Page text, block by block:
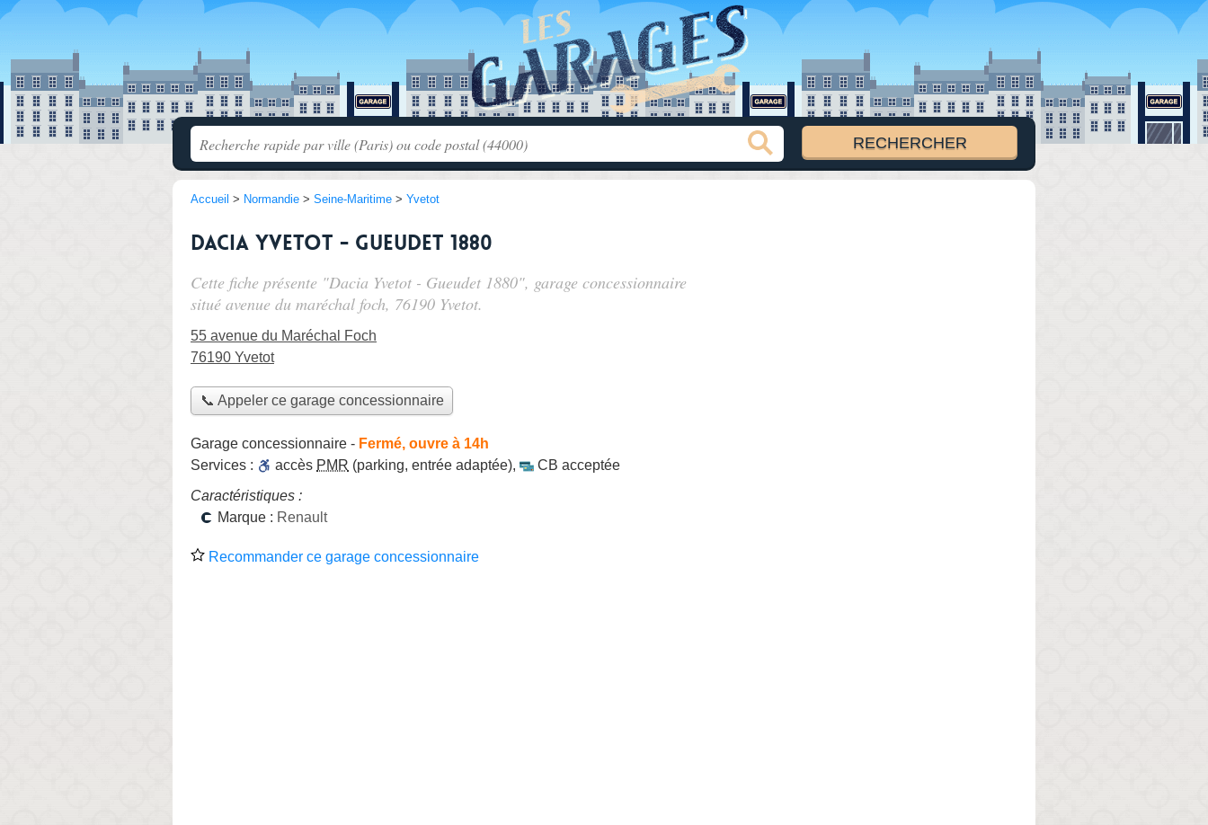
Accueil > Normandie > Seine-Maritime > Yvetot
Dacia Yvetot - Gueudet 1880
Cette fiche présente "Dacia Yvetot - Gueudet 1880", garage concessionnaire
situé avenue du maréchal foch, 76190 Yvetot.
55 avenue du Maréchal Foch
76190 Yvetot
📞 Appeler ce garage concessionnaire
Garage concessionnaire - Fermé, ouvre à 14h
Services :
accès PMR (parking, entrée adaptée),
CB acceptée
Caractéristiques :
Marque : Renault
Recommander ce garage concessionnaire